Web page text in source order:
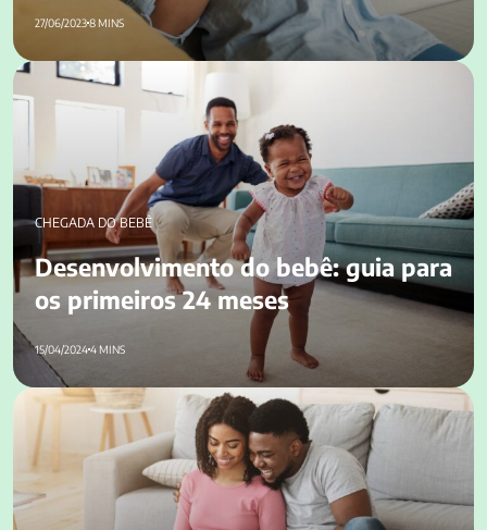
27/06/20238 MINS
Desenvolvimento do bebê: guia para os primeiros 24 meses
CHEGADA DO BEBÊ
Desenvolvimento do bebê: guia para
os primeiros 24 meses
15/04/20244 MINS
10 ideias de nomes de menina para você escolher